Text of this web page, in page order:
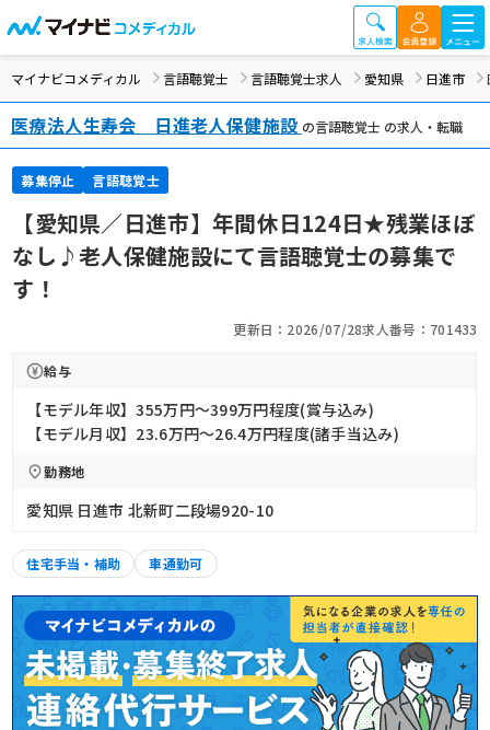
マイナビコメディカル 言語聴覚士 言語聴覚士求人 愛知県 日進市
医療法人生寿会 日進老人保健施設 の言語聴覚士 の求人・転職
募集停止 言語聴覚士
【愛知県／日進市】年間休日124日★残業ほぼ
なし♪老人保健施設にて言語聴覚士の募集で
す！
更新日：2026/07/28求人番号：701433
給与
【モデル年収】355万円〜399万円程度(賞与込み)
【モデル月収】23.6万円〜26.4万円程度(諸手当込み)
勤務地
愛知県 日進市 北新町二段場920-10
住宅手当・補助 車通勤可